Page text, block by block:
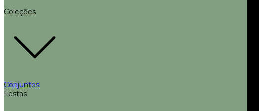
Coleções
Conjuntos
Festas